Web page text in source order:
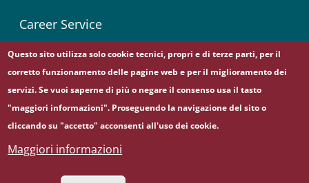
Career Service
Follow us on
FacebookInstagram
LinkedinTwitterYouTube
© Sapienza Università di Roma - Piazzale Aldo Moro 5,
Questo sito utilizza solo cookie tecnici, propri e di terze parti, per il
corretto funzionamento delle pagine web e per il miglioramento dei
servizi. Se vuoi saperne di più o negare il consenso usa il tasto
"maggiori informazioni". Proseguendo la navigazione del sito o
cliccando su "accetto" acconsenti all'uso dei cookie.
Maggiori informazioni